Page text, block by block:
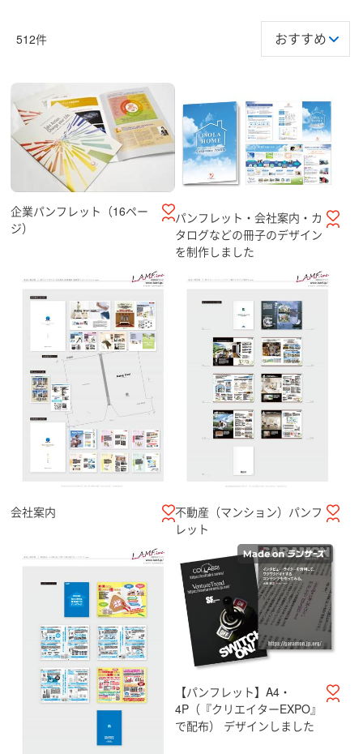
512件
企業パンフレット（16ペー
ジ）
パンフレット・会社案内・カ
タログなどの冊子のデザイン
を制作しました
会社案内
不動産（マンション）パンフ
レット
【パンフレット】A4・
4P（『クリエイターEXPO』
で配布） デザインしました